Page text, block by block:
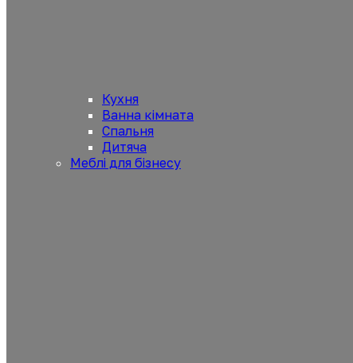
Кухня
Ванна кімната
Спальня
Дитяча
Меблі для бізнесу